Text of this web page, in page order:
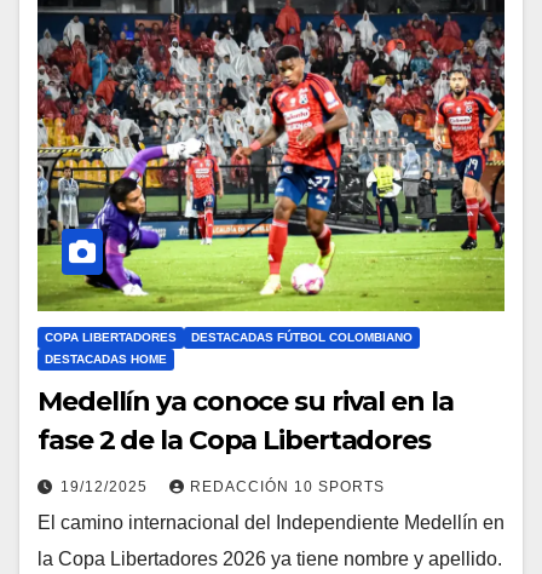
COPA LIBERTADORES
DESTACADAS FÚTBOL COLOMBIANO
DESTACADAS HOME
Medellín ya conoce su rival en la
fase 2 de la Copa Libertadores
19/12/2025 REDACCIÓN 10 SPORTS
El camino internacional del Independiente Medellín en
la Copa Libertadores 2026 ya tiene nombre y apellido.